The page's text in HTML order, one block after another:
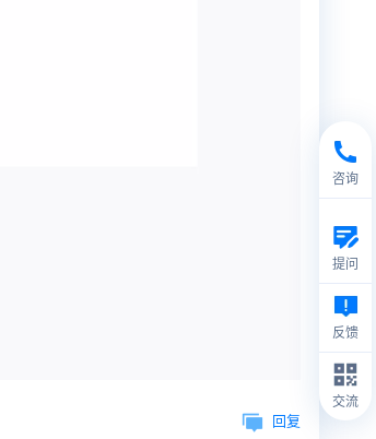
回复
咨询
提问
反馈
交流